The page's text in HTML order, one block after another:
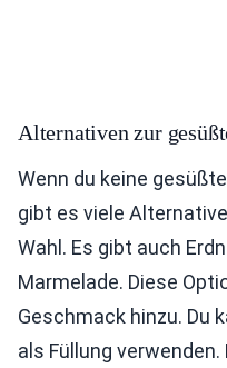
Alternativen zur
Wenn du keine
gibt es viele
Wahl. Es gibt auch
Marmelade. Diese
Geschmack hinzu. Du
als Füllung